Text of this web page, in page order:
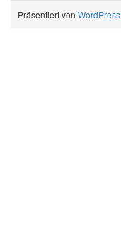
Präsentiert von WordPress